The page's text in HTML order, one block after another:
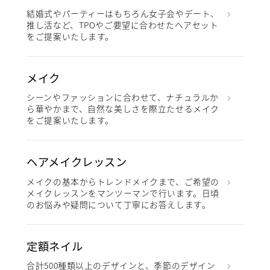
結婚式やパーティーはもちろん女子会やデート、
推し活など、TPOやご要望に合わせたヘアセット
をご提案いたします。
メイク
シーンやファッションに合わせて、ナチュラルか
ら華やかまで、自然な美しさを際立たせるメイク
をご提案いたします。
ヘアメイクレッスン
メイクの基本からトレンドメイクまで、ご希望の
メイクレッスンをマンツーマンで行います。日頃
のお悩みや疑問について丁寧にお答えします。
定額ネイル
合計500種類以上のデザインと、季節のデザイン